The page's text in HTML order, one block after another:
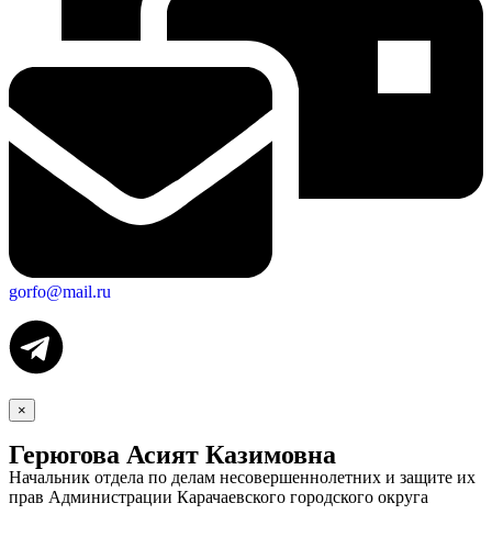
gorfo@mail.ru
×
Герюгова Асият Казимовна
Начальник отдела по делам несовершеннолетних и защите их
прав Администрации Карачаевского городского округа